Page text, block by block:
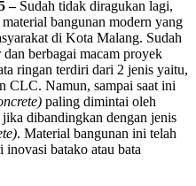
– Sudah tidak diragukan lagi,
bangunan modern yang
di Kota Malang. Sudah
berbagai macam proyek
ringan terdiri dari 2 jenis yaitu,
CLC. Namun, sampai saat ini
paling dimintai oleh
dibandingkan dengan jenis
. Material bangunan ini telah
inovasi batako atau bata